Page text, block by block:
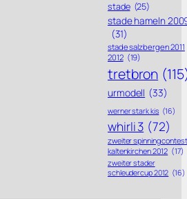
stade (25)
stade hameln
(31)
stade salzbergen 2011
2012 (19)
tretbron
urmodell (33)
werner stark kis (16)
whirli 3 (72)
zweiter spinning contest
kaltenkirchen 2012 (17)
zweiter stader
schleudercup 2012 (16)